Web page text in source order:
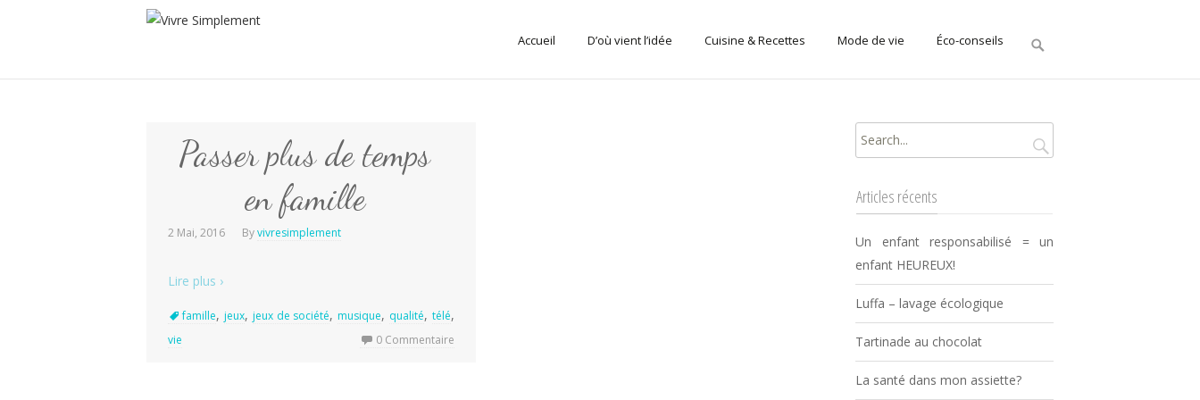
contenu
Accueil D’où vient l’idée Cuisine & Recettes Mode de vie Éco-conseils
Rechercher
Passer plus de temps
en famille
2 Mai, 2016 Byvivresimplement
Lire plus ›
famille, jeux, jeux de société,musique, qualité,télé,
vie 0 Commentaire
Rechercher
:
Articles récents
Un enfant responsabilisé = un
enfant HEUREUX!
Luffa – lavage écologique
Tartinade au chocolat
La santé dans mon assiette?